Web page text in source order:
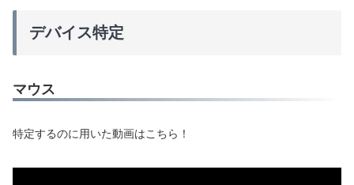
デバイス特定
マウス
特定するのに用いた動画はこちら！